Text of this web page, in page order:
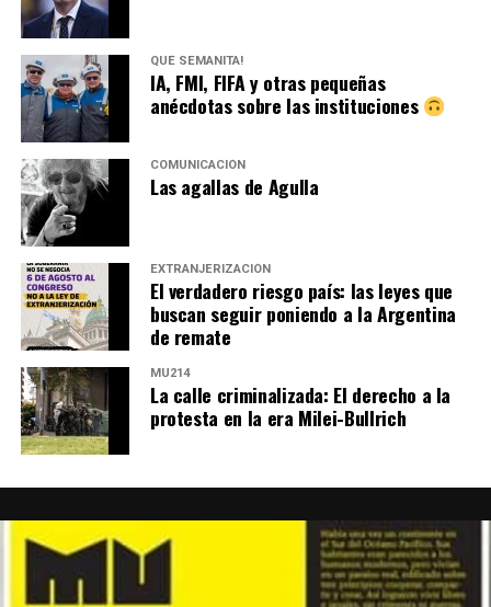
QUÉ SEMANITA!
IA, FMI, FIFA y otras pequeñas
anécdotas sobre las instituciones
COMUNICACIÓN
Las agallas de Agulla
EXTRANJERIZACIÓN
El verdadero riesgo país: las leyes que
buscan seguir poniendo a la Argentina
de remate
MU214
La calle criminalizada: El derecho a la
protesta en la era Milei-Bullrich